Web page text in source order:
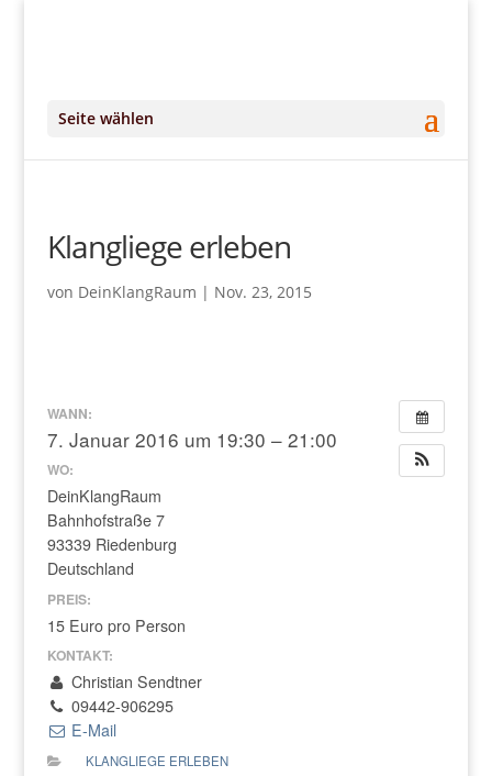
Seite wählen
Klangliege erleben
von DeinKlangRaum | Nov. 23, 2015
WANN:
7. Januar 2016 um 19:30 – 21:00
WO:
DeinKlangRaum
Bahnhofstraße 7
93339 Riedenburg
Deutschland
PREIS:
15 Euro pro Person
KONTAKT:
Christian Sendtner
09442-906295
E-Mail
KLANGLIEGE ERLEBEN